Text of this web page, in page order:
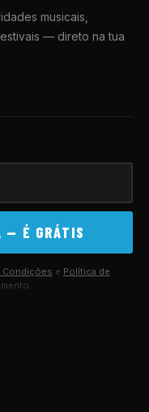
musicais,
— direto na tua
— É GRÁTIS
Condições e Política de